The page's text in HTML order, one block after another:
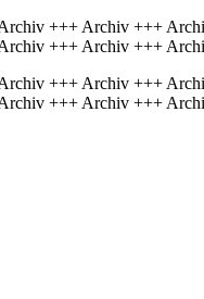
+++ Archiv +++
+++ Archiv +++
+++ Archiv +++
+++ Archiv +++